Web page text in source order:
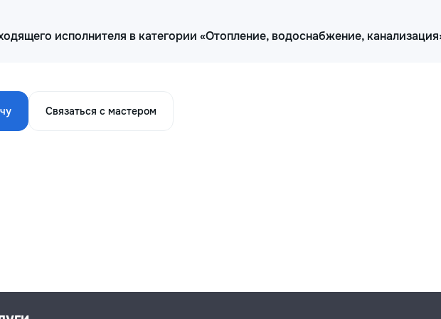
исполнителя в категории «Отопление, водоснабжение,
Связаться с мастером